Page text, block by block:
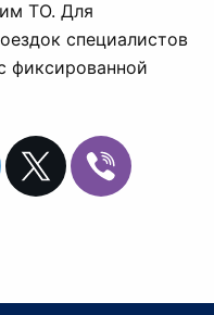
ТО. Для
специалистов
фиксированной